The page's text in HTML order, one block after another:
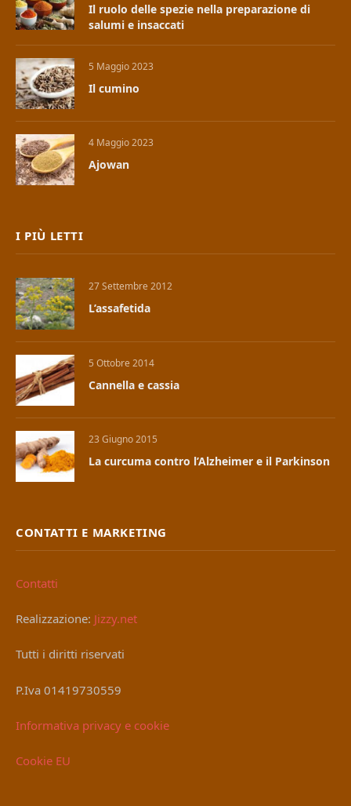
Il ruolo delle spezie nella preparazione di
salumi e insaccati
5 Maggio 2023
Il cumino
4 Maggio 2023
Ajowan
I PIÙ LETTI
27 Settembre 2012
L’assafetida
5 Ottobre 2014
Cannella e cassia
23 Giugno 2015
La curcuma contro l’Alzheimer e il Parkinson
CONTATTI E MARKETING
Contatti
Realizzazione: Jizzy.net
Tutti i diritti riservati
P.Iva 01419730559
Informativa privacy e cookie
Cookie EU